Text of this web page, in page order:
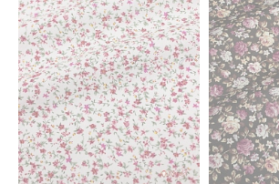
Секретная рассылка от Купава